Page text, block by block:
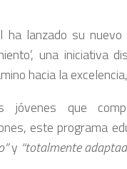
ha lanzado su
una iniciativa
hacia la
jóvenes que
este programa
y “totalmente